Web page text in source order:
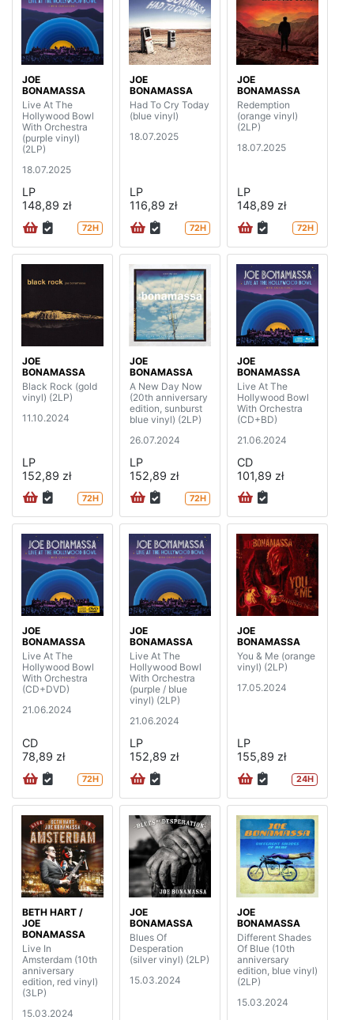
JOE
BONAMASSA
Live At The
Hollywood Bowl
With Orchestra
(purple vinyl)
(2LP)
18.07.2025
LP
148,89 zł
72H
JOE
BONAMASSA
Had To Cry Today
(blue vinyl)
18.07.2025
LP
116,89 zł
72H
JOE
BONAMASSA
Redemption
(orange vinyl)
(2LP)
18.07.2025
LP
148,89 zł
72H
JOE
BONAMASSA
Black Rock (gold
vinyl) (2LP)
11.10.2024
LP
152,89 zł
72H
JOE
BONAMASSA
A New Day Now
(20th anniversary
edition, sunburst
blue vinyl) (2LP)
26.07.2024
LP
152,89 zł
72H
JOE
BONAMASSA
Live At The
Hollywood Bowl
With Orchestra
(CD+BD)
21.06.2024
CD
101,89 zł
JOE
BONAMASSA
Live At The
Hollywood Bowl
With Orchestra
(CD+DVD)
21.06.2024
CD
78,89 zł
72H
JOE
BONAMASSA
Live At The
Hollywood Bowl
With Orchestra
(purple / blue
vinyl) (2LP)
21.06.2024
LP
152,89 zł
JOE
BONAMASSA
You & Me (orange
vinyl) (2LP)
17.05.2024
LP
155,89 zł
24H
BETH HART /
JOE
BONAMASSA
Live In
Amsterdam (10th
anniversary
edition, red vinyl)
(3LP)
15.03.2024
JOE
BONAMASSA
Blues Of
Desperation
(silver vinyl) (2LP)
15.03.2024
JOE
BONAMASSA
Different Shades
Of Blue (10th
anniversary
edition, blue vinyl)
(2LP)
15.03.2024